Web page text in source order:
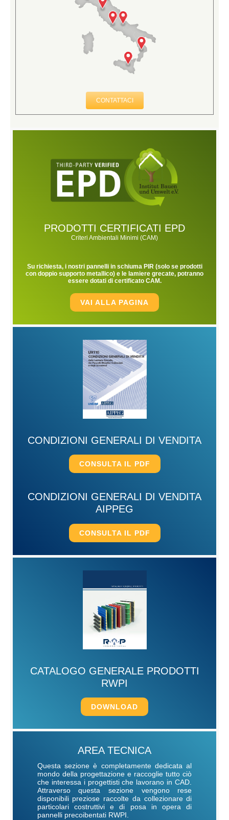
CONTATTACI
PRODOTTI CERTIFICATI EPD
Criteri Ambientali Minimi (CAM)
Su richiesta, i nostri pannelli in schiuma PIR (solo se prodotti
con doppio supporto metallico) e le lamiere grecate, potranno
essere dotati di certificato CAM.
VAI ALLA PAGINA
CONDIZIONI GENERALI DI VENDITA
CONSULTA IL PDF
CONDIZIONI GENERALI DI VENDITA
AIPPEG
CONSULTA IL PDF
CATALOGO GENERALE PRODOTTI
RWPI
DOWNLOAD
AREA TECNICA
Questa sezione è completamente dedicata al
mondo della progettazione e raccoglie tutto ciò
che interessa i progettisti che lavorano in CAD.
Attraverso questa sezione vengono rese
disponibili preziose raccolte da collezionare di
particolari costruttivi e di posa in opera di
pannelli precoibentati RWPI.